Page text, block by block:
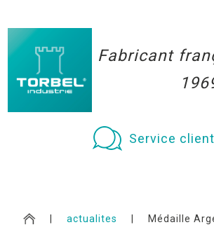
Fabricant
Service
actualites Médaille